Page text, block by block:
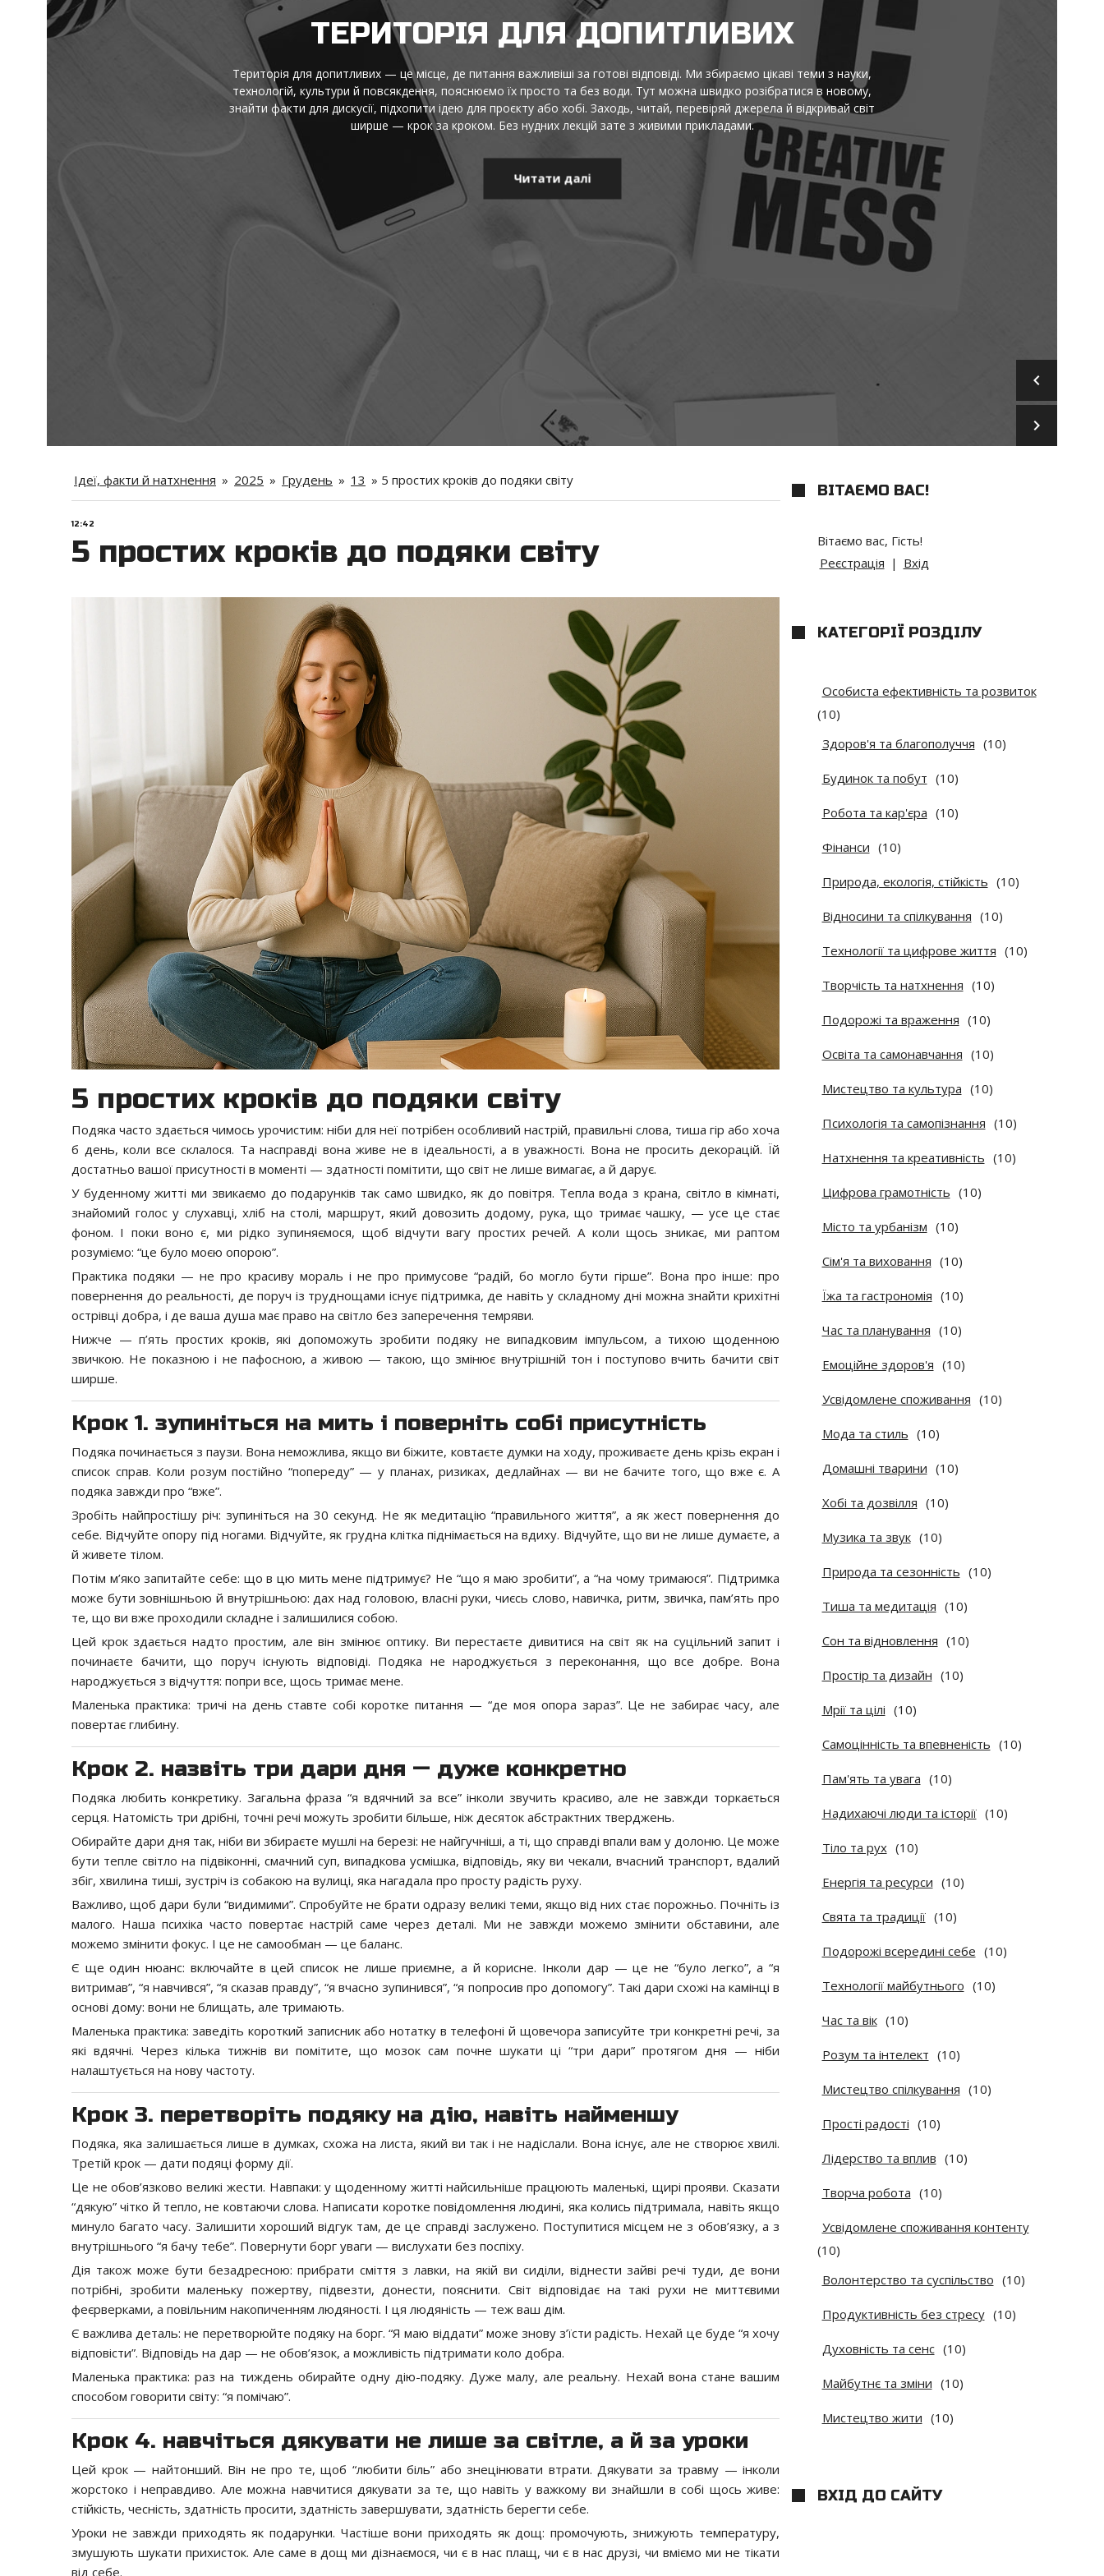
keyboard_arrow_left
keyboard_arrow_right
ІДЕЇ, ФАКТИ Й НАТХНЕННЯ
Ідеї, факти й натхнення — це територія, де цікаві думки стають зрозумілими, а корисна інформація не тоне в шумі. Тут
є короткі пояснення складного, добірки для роздумів, практичні підказки та маленькі відкриття. Читай, порівнюй,
перевіряй і надихайся — щоб бачити ширше, думати точніше й сміливо пробувати нове щодня. Без пафосу й моралей:
лише те, що працює, і те, що змушує усміхнутися та діяти.
Читати далі
Ідеї, факти й натхнення » 2025 » Грудень » 13 » 5 простих кроків до подяки світу
12:42
5 простих кроків до подяки світу
5 простих кроків до подяки світу
Подяка часто здається чимось урочистим: ніби для неї потрібен особливий настрій, правильні слова, тиша гір або хоча
б день, коли все склалося. Та насправді вона живе не в ідеальності, а в уважності. Вона не просить декорацій. Їй
достатньо вашої присутності в моменті — здатності помітити, що світ не лише вимагає, а й дарує.
У буденному житті ми звикаємо до подарунків так само швидко, як до повітря. Тепла вода з крана, світло в кімнаті,
знайомий голос у слухавці, хліб на столі, маршрут, який довозить додому, рука, що тримає чашку, — усе це стає
фоном. І поки воно є, ми рідко зупиняємося, щоб відчути вагу простих речей. А коли щось зникає, ми раптом
розуміємо: “це було моєю опорою”.
Практика подяки — не про красиву мораль і не про примусове “радій, бо могло бути гірше”. Вона про інше: про
повернення до реальності, де поруч із труднощами існує підтримка, де навіть у складному дні можна знайти крихітні
острівці добра, і де ваша душа має право на світло без заперечення темряви.
Нижче — п’ять простих кроків, які допоможуть зробити подяку не випадковим імпульсом, а тихою щоденною
звичкою. Не показною і не пафосною, а живою — такою, що змінює внутрішній тон і поступово вчить бачити світ
ширше.
Крок 1. зупиніться на мить і поверніть собі присутність
Подяка починається з паузи. Вона неможлива, якщо ви біжите, ковтаєте думки на ходу, проживаєте день крізь екран і
список справ. Коли розум постійно “попереду” — у планах, ризиках, дедлайнах — ви не бачите того, що вже є. А
подяка завжди про “вже”.
Зробіть найпростішу річ: зупиніться на 30 секунд. Не як медитацію “правильного життя”, а як жест повернення до
себе. Відчуйте опору під ногами. Відчуйте, як грудна клітка піднімається на вдиху. Відчуйте, що ви не лише думаєте, а
й живете тілом.
Потім м’яко запитайте себе: що в цю мить мене підтримує? Не “що я маю зробити”, а “на чому тримаюся”. Підтримка
може бути зовнішньою й внутрішньою: дах над головою, власні руки, чиєсь слово, навичка, ритм, звичка, пам’ять про
те, що ви вже проходили складне і залишилися собою.
Цей крок здається надто простим, але він змінює оптику. Ви перестаєте дивитися на світ як на суцільний запит і
починаєте бачити, що поруч існують відповіді. Подяка не народжується з переконання, що все добре. Вона
народжується з відчуття: попри все, щось тримає мене.
Маленька практика: тричі на день ставте собі коротке питання — “де моя опора зараз”. Це не забирає часу, але
повертає глибину.
Крок 2. назвіть три дари дня — дуже конкретно
Подяка любить конкретику. Загальна фраза “я вдячний за все” інколи звучить красиво, але не завжди торкається
серця. Натомість три дрібні, точні речі можуть зробити більше, ніж десяток абстрактних тверджень.
Обирайте дари дня так, ніби ви збираєте мушлі на березі: не найгучніші, а ті, що справді впали вам у долоню. Це може
бути тепле світло на підвіконні, смачний суп, випадкова усмішка, відповідь, яку ви чекали, вчасний транспорт, вдалий
збіг, хвилина тиші, зустріч із собакою на вулиці, яка нагадала про просту радість руху.
Важливо, щоб дари були “видимими”. Спробуйте не брати одразу великі теми, якщо від них стає порожньо. Почніть із
малого. Наша психіка часто повертає настрій саме через деталі. Ми не завжди можемо змінити обставини, але
можемо змінити фокус. І це не самообман — це баланс.
Є ще один нюанс: включайте в цей список не лише приємне, а й корисне. Інколи дар — це не “було легко”, а “я
витримав”, “я навчився”, “я сказав правду”, “я вчасно зупинився”, “я попросив про допомогу”. Такі дари схожі на камінці в
основі дому: вони не блищать, але тримають.
Маленька практика: заведіть короткий записник або нотатку в телефоні й щовечора записуйте три конкретні речі, за
які вдячні. Через кілька тижнів ви помітите, що мозок сам почне шукати ці “три дари” протягом дня — ніби
налаштується на нову частоту.
Крок 3. перетворіть подяку на дію, навіть найменшу
Подяка, яка залишається лише в думках, схожа на листа, який ви так і не надіслали. Вона існує, але не створює хвилі.
Третій крок — дати подяці форму дії.
Це не обов’язково великі жести. Навпаки: у щоденному житті найсильніше працюють маленькі, щирі прояви. Сказати
“дякую” чітко й тепло, не ковтаючи слова. Написати коротке повідомлення людині, яка колись підтримала, навіть якщо
минуло багато часу. Залишити хороший відгук там, де це справді заслужено. Поступитися місцем не з обов’язку, а з
внутрішнього “я бачу тебе”. Повернути борг уваги — вислухати без поспіху.
Дія також може бути безадресною: прибрати сміття з лавки, на якій ви сиділи, віднести зайві речі туди, де вони
потрібні, зробити маленьку пожертву, підвезти, донести, пояснити. Світ відповідає на такі рухи не миттєвими
феєрверками, а повільним накопиченням людяності. І ця людяність — теж ваш дім.
Є важлива деталь: не перетворюйте подяку на борг. “Я маю віддати” може знову з’їсти радість. Нехай це буде “я хочу
відповісти”. Відповідь на дар — не обов’язок, а можливість підтримати коло добра.
Маленька практика: раз на тиждень обирайте одну дію-подяку. Дуже малу, але реальну. Нехай вона стане вашим
способом говорити світу: “я помічаю”.
Крок 4. навчіться дякувати не лише за світле, а й за уроки
Цей крок — найтонший. Він не про те, щоб “любити біль” або знецінювати втрати. Дякувати за травму — інколи
жорстоко і неправдиво. Але можна навчитися дякувати за те, що навіть у важкому ви знайшли в собі щось живе:
стійкість, чесність, здатність просити, здатність завершувати, здатність берегти себе.
Уроки не завжди приходять як подарунки. Частіше вони приходять як дощ: промочують, знижують температуру,
змушують шукати прихисток. Але саме в дощ ми дізнаємося, чи є в нас плащ, чи є в нас друзі, чи вміємо ми не тікати
від себе.
ВІТАЄМО ВАС!
Вітаємо вас, Гість!
Реєстрація | Вхід
КАТЕГОРІЇ РОЗДІЛУ
Особиста ефективність та розвиток
(10)
Здоров'я та благополуччя (10)
Будинок та побут (10)
Робота та кар'єра (10)
Фінанси (10)
Природа, екологія, стійкість (10)
Відносини та спілкування (10)
Технології та цифрове життя (10)
Творчість та натхнення (10)
Подорожі та враження (10)
Освіта та самонавчання (10)
Мистецтво та культура (10)
Психологія та самопізнання (10)
Натхнення та креативність (10)
Цифрова грамотність (10)
Місто та урбанізм (10)
Сім'я та виховання (10)
Їжа та гастрономія (10)
Час та планування (10)
Емоційне здоров'я (10)
Усвідомлене споживання (10)
Мода та стиль (10)
Домашні тварини (10)
Хобі та дозвілля (10)
Музика та звук (10)
Природа та сезонність (10)
Тиша та медитація (10)
Сон та відновлення (10)
Простір та дизайн (10)
Мрії та цілі (10)
Самоцінність та впевненість (10)
Пам'ять та увага (10)
Надихаючі люди та історії (10)
Тіло та рух (10)
Енергія та ресурси (10)
Свята та традиції (10)
Подорожі всередині себе (10)
Технології майбутнього (10)
Час та вік (10)
Розум та інтелект (10)
Мистецтво спілкування (10)
Прості радості (10)
Лідерство та вплив (10)
Творча робота (10)
Усвідомлене споживання контенту
(10)
Волонтерство та суспільство (10)
Продуктивність без стресу (10)
Духовність та сенс (10)
Майбутнє та зміни (10)
Мистецтво жити (10)
ВХІД ДО САЙТУ